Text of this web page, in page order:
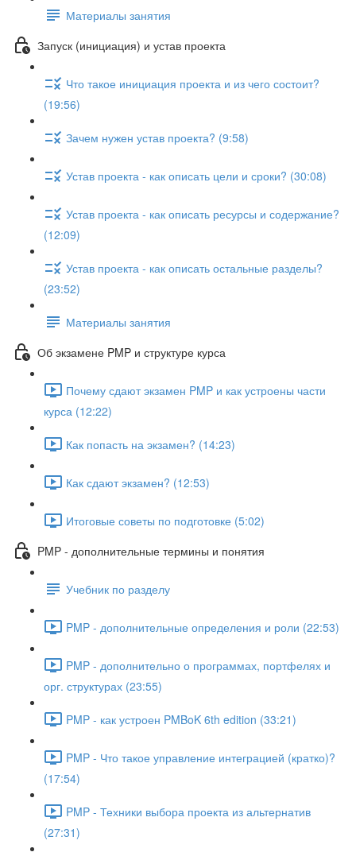
Материалы занятия
Запуск (инициация) и устав проекта
Что такое инициация проекта и из чего состоит?
(19:56)
Зачем нужен устав проекта? (9:58)
Устав проекта - как описать цели и сроки? (30:08)
Устав проекта - как описать ресурсы и содержание?
(12:09)
Устав проекта - как описать остальные разделы?
(23:52)
Материалы занятия
Об экзамене PMP и структуре курса
Почему сдают экзамен PMP и как устроены части
курса (12:22)
Как попасть на экзамен? (14:23)
Как сдают экзамен? (12:53)
Итоговые советы по подготовке (5:02)
PMP - дополнительные термины и понятия
Учебник по разделу
PMP - дополнительные определения и роли (22:53)
PMP - дополнительно о программах, портфелях и
орг. структурах (23:55)
PMP - как устроен PMBoK 6th edition (33:21)
PMP - Что такое управление интеграцией (кратко)?
(17:54)
PMP - Техники выбора проекта из альтернатив
(27:31)